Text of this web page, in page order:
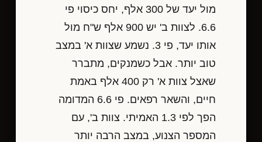
מול יעד של 300 אלף, יחס כיסוי פי
6.6. לצוות ב' יש 900 אלף ש"ח מול
אותו יעד, פי 3. נשמע שצוות א' במצב
טוב יותר. אבל כשמנקים, מתברר
שאצל צוות א' רק 400 אלף באמת
חיים, והשאר רפאים. פי 6.6 המדומה
הפך לפי 1.3 האמיתי. צוות ב', עם
המספר הצנוע, במצב הרבה יותר